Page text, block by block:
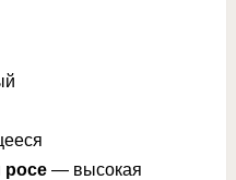
росе— высокая